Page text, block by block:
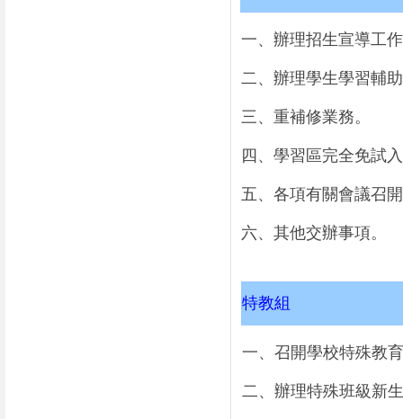
一、辦理招生宣導工
二、辦理學生學習輔
三、重補修業務。
四、學習區完全免試
五、各項有關會議召
六、其他交辦事項。
特教組
一、召開學校特殊教
二、辦理特殊班級新